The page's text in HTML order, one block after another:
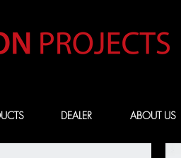
DEALER ABOUT US